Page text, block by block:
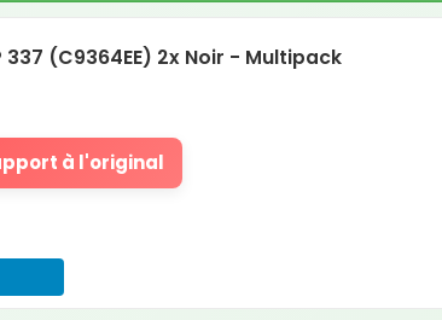
(C9364EE) 2x Noir - Multipack
à l'original